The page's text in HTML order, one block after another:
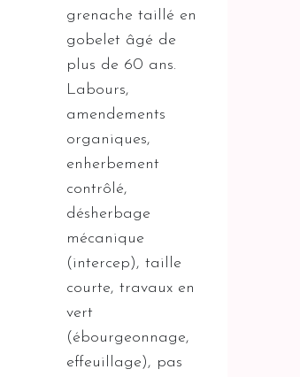
grenache taillé en
gobelet âgé de
plus de 60 ans.
Labours,
amendements
organiques,
enherbement
contrôlé,
désherbage
mécanique
(intercep), taille
courte, travaux en
vert
(ébourgeonnage,
effeuillage), pas